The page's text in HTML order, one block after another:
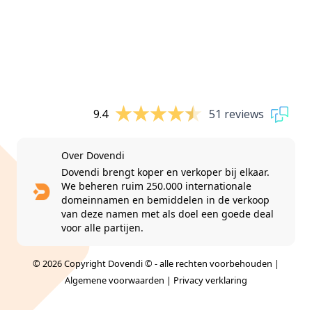
9.4 51 reviews
Over Dovendi
Dovendi brengt koper en verkoper bij elkaar.
We beheren ruim 250.000 internationale
domeinnamen en bemiddelen in de verkoop
van deze namen met als doel een goede deal
voor alle partijen.
© 2026 Copyright Dovendi © - alle rechten voorbehouden |
Algemene voorwaarden | Privacy verklaring